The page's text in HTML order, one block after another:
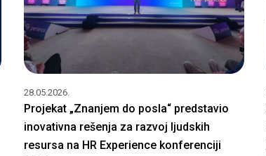
28.05.2026.
Projekat „Znanjem do posla“ predstavio
inovativna rešenja za razvoj ljudskih
resursa na HR Experience konferenciji